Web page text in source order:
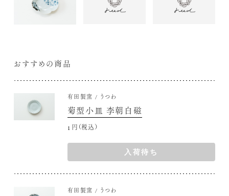
おすすめの商品
有田製窯 うつわ
菊型小皿 李朝白磁
1,650円(税込)
入荷待ち
有田製窯 うつわ